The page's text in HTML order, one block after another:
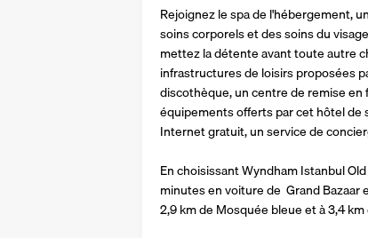
Rejoignez le spa de l'hébergement,
soins corporels et des soins du
mettez la détente avant toute autre
infrastructures de loisirs proposées
discothèque, un centre de remise
équipements offerts par cet hôtel de
Internet gratuit, un service de
En choisissant Wyndham Istanbul
minutes en voiture de  Grand Bazaar
2,9 km de Mosquée bleue et à 3,4 km